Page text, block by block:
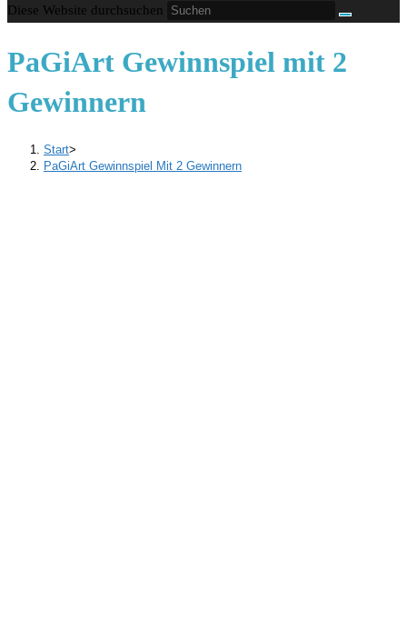
Diese Website durchsuchen
PaGiArt Gewinnspiel mit 2
Gewinnern
Start>
PaGiArt Gewinnspiel Mit 2 Gewinnern